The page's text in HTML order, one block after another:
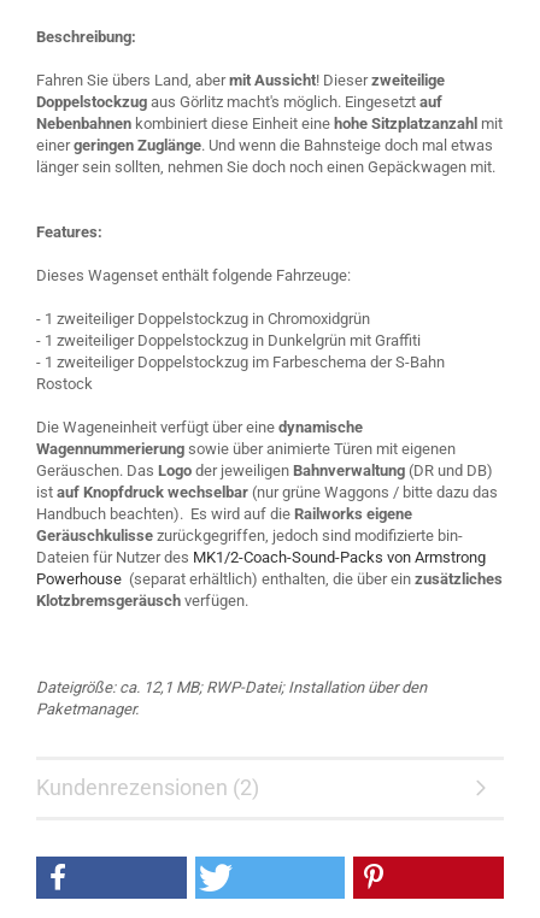
Beschreibung:
Fahren Sie übers Land, abermit Aussicht! Dieserzweiteilige
Doppelstockzug aus Görlitz macht's möglich. Eingesetzt auf
Nebenbahnen kombiniert diese Einheit eine hohe Sitzplatzanzahl mit
einergeringen Zuglänge. Und wenn die Bahnsteige doch mal etwas
länger sein sollten, nehmen Sie doch noch einen Gepäckwagen mit.
Features:
Dieses Wagenset enthält folgende Fahrzeuge:
- 1 zweiteiliger Doppelstockzug in Chromoxidgrün
- 1 zweiteiliger Doppelstockzug in Dunkelgrün mit Graffiti
- 1 zweiteiliger Doppelstockzug im Farbeschema der S-Bahn
Rostock
Die Wageneinheit verfügt über eine dynamische
Wagennummerierung sowie über animierte Türen mit eigenen
Geräuschen. Das Logo der jeweiligen Bahnverwaltung (DR und DB)
ist auf Knopfdruck wechselbar (nur grüne Waggons / bitte dazu das
Handbuch beachten). Es wird auf die Railworks eigene
Geräuschkulisse zurückgegriffen, jedoch sind modifizierte bin-
Dateien für Nutzer des MK1/2-Coach-Sound-Packs von Armstrong
Powerhouse (separat erhältlich) enthalten, die über ein zusätzliches
Klotzbremsgeräusch verfügen.
Dateigröße: ca. 12,1 MB; RWP-Datei; Installation über den
Paketmanager.
Kundenrezensionen (2)